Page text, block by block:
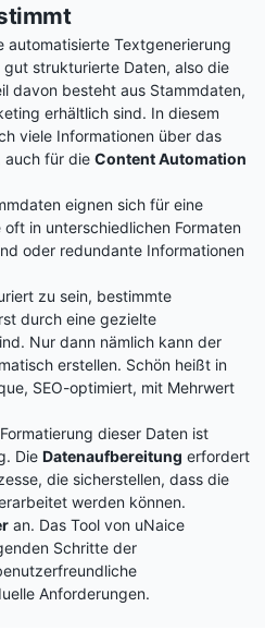
automatisierte Textgenerierung
gut strukturierte Daten, also die
davon besteht aus Stammdaten,
erhältlich sind. In diesem
viele Informationen über das
auch für die Content Automation
eignen sich für eine
in unterschiedlichen Formaten
oder redundante Informationen
zu sein, bestimmte
durch eine gezielte
Nur dann nämlich kann der
erstellen. Schön heißt in
SEO-optimiert, mit Mehrwert
dieser Daten ist
Die Datenaufbereitung erfordert
die sicherstellen, dass die
werden können.
an. Das Tool von uNaice
Schritte der
Anforderungen.